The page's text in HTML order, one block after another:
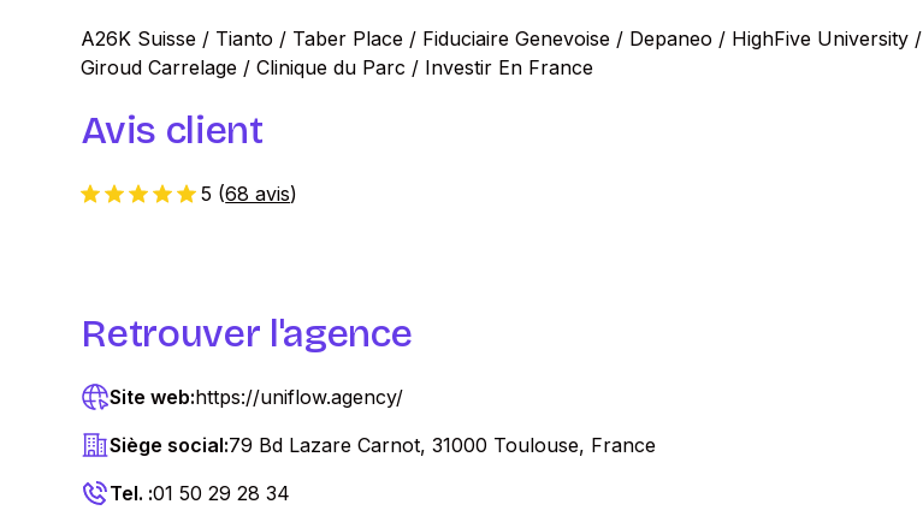
A26K Suisse / Tianto / Taber Place / Fiduciaire Genevoise / Depaneo / HighFive University /
Giroud Carrelage / Clinique du Parc / Investir En France
Avis client
5 (68 avis)
Retrouver l'agence
Site web:https://uniflow.agency/
Siège social:79 Bd Lazare Carnot, 31000 Toulouse, France
Tel. :01 50 29 28 34